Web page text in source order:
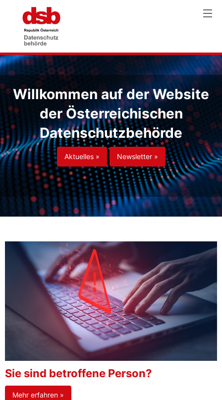
Willkommen auf der Website
der Österreichischen
Datenschutzbehörde
Aktuelles » Newsletter »
Sie sind betroffene Person?
Mehr erfahren »